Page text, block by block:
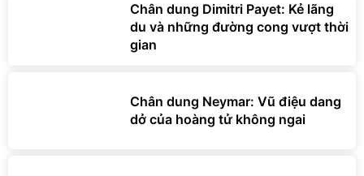
Chân dung Dimitri Payet: Kẻ lãng
du và những đường cong vượt thời
gian
Chân dung Neymar: Vũ điệu dang
dở của hoàng tử không ngai